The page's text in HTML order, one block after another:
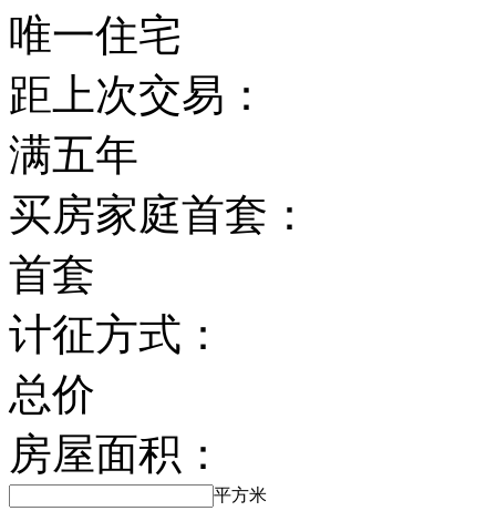
唯一住宅
距上次交易：
满五年
买房家庭首套：
首套
计征方式：
总价
房屋面积：
平方米